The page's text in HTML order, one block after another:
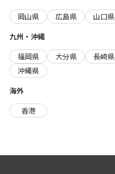
岡山県
広島県 山口県
九州・沖縄
福岡県
大分県 長崎県
沖縄県
海外
香港